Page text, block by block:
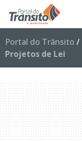
Portal do Trânsito /
Projetos de Lei